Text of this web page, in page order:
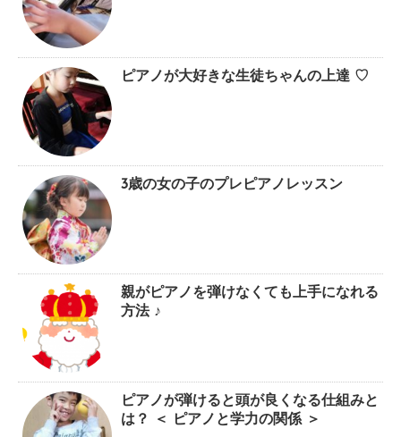
ピアノが大好きな生徒ちゃんの上達 ♡
3歳の女の子のプレピアノレッスン
親がピアノを弾けなくても上手になれる
方法 ♪
ピアノが弾けると頭が良くなる仕組みと
は？ ＜ ピアノと学力の関係 ＞